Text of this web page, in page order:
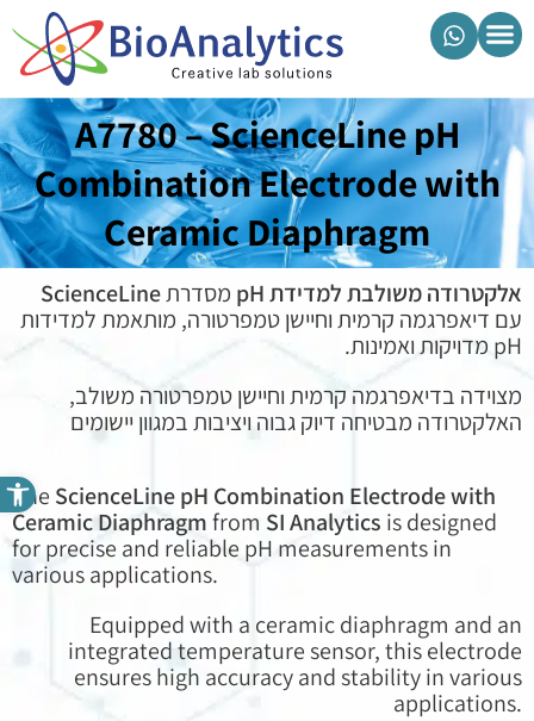
A7780 – ScienceLine pH
Combination Electrode with
Ceramic Diaphragm
אלקטרודה משולבת למדידת pH מסדרתScienceLine
עם דיאפרגמה קרמית וחיישן טמפרטורה, מותאמת למדידות
pH מדויקות ואמינות.
מצוידה בדיאפרגמה קרמית וחיישן טמפרטורה משולב,
האלקטרודה מבטיחה דיוק גבוה ויציבות במגוון יישומים
The ScienceLine pH Combination Electrode with
Ceramic Diaphragmfrom SI Analytics is designed
for precise and reliable pH measurements in
various applications.
Equipped with a ceramic diaphragm and an
integrated temperature sensor, this electrode
ensures high accuracy and stability in various
applications.
פתח סרגל נגישות